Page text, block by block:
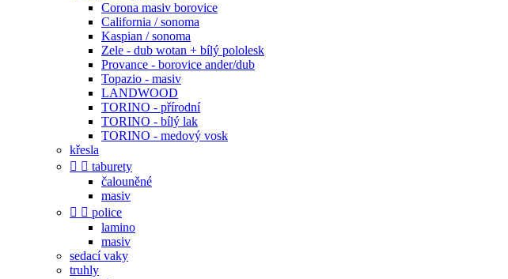
Corona masiv borovice
California / sonoma
Kaspian / sonoma
Zele - dub wotan + bílý pololesk
Provance - borovice ander/dub
Topazio - masiv
LANDWOOD
TORINO - přírodní
TORINO - bílý lak
TORINO - medový vosk
křesla
  taburety
čalouněné
masiv
  police
lamino
masiv
sedací vaky
truhly